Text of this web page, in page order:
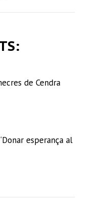
de Cendra
esperança al